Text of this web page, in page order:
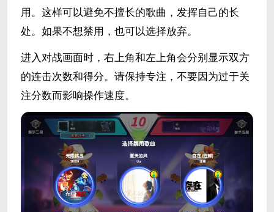
用。这样可以避免不擅长的歌曲，发挥自己的长
处。如果不想禁用，也可以选择放弃。
进入对战画面时，右上角和左上角会分别显示双方
的连击次数和得分。请保持专注，不要因为过于关
注分数而影响操作速度。